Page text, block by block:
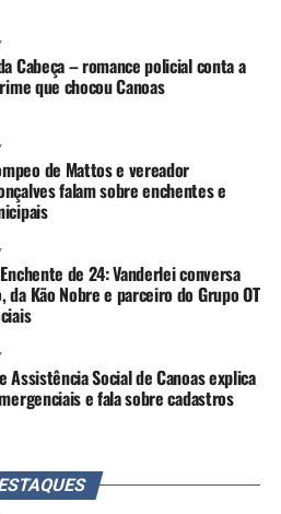
Cabeça – romance policial conta a
que chocou Canoas
de Mattos e vereador
falam sobre enchentes e
de 24: Vanderlei conversa
da Kão Nobre e parceiro do Grupo OT
Assistência Social de Canoas explica
e fala sobre cadastros